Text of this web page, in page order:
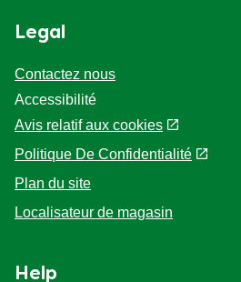
Legal
Contactez nous
Accessibilité
Avis relatif aux cookies
Politique De Confidentialité
Paramètres des cookies
Plan du site